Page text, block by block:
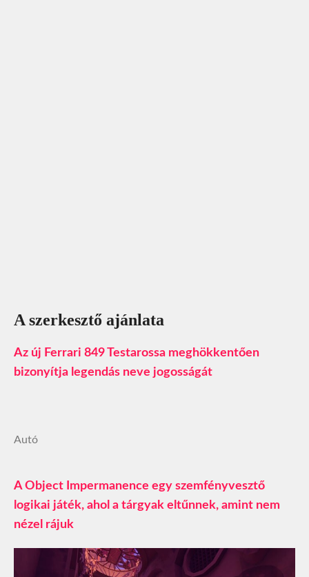
A szerkesztő ajánlata
Az új Ferrari 849 Testarossa meghökkentően
bizonyítja legendás neve jogosságát
Autó
A Object Impermanence egy szemfényvesztő
logikai játék, ahol a tárgyak eltűnnek, amint nem
nézel rájuk